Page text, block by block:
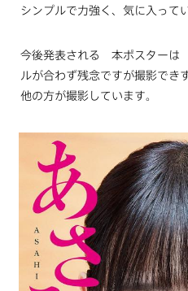
シンプルで力強く、気に入って
今後発表される 本ポスターは
ルが合わず残念ですが撮影でき
他の方が撮影しています。